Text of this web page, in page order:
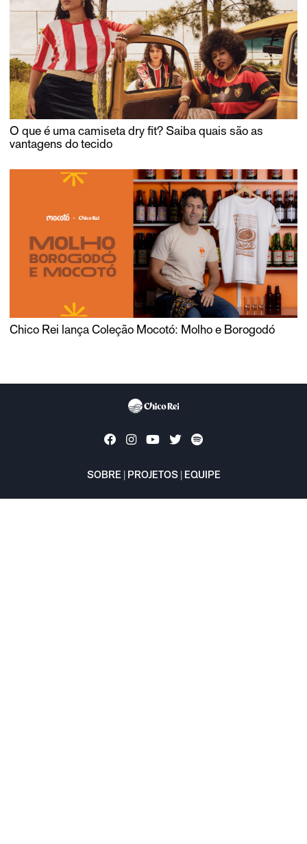
O que é uma camiseta dry fit? Saiba quais são as
vantagens do tecido
Chico Rei lança Coleção Mocotó: Molho e Borogodó
SOBRE PROJETOS EQUIPE